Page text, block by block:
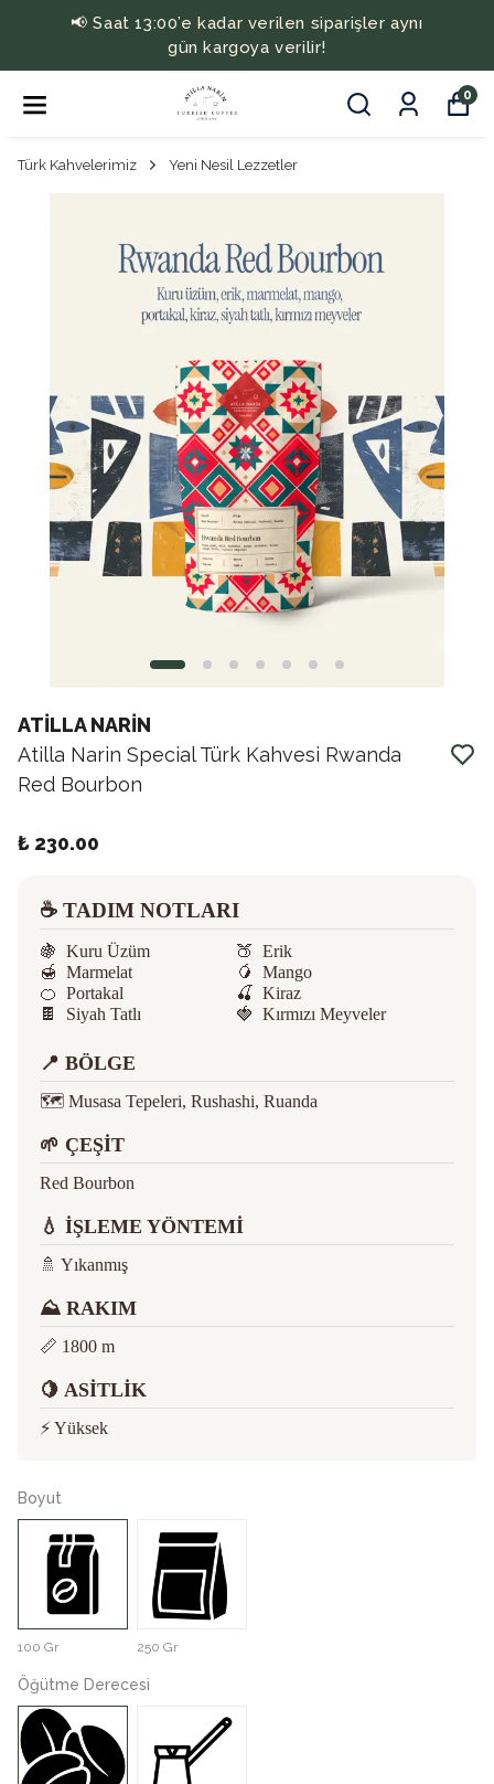
📢 Saat 13:00’e kadar verilen siparişler aynı
gün kargoya verilir!
0
Türk Kahvelerimiz Yeni Nesil Lezzetler
ATİLLA NARİN
Atilla Narin Special Türk Kahvesi Rwanda
Red Bourbon
₺ 230.00
☕️ TADIM NOTLARI
🍇 Kuru Üzüm 🍑 Erik
🍯 Marmelat 🥭
Mango
🍊 Portakal 🍒
Kiraz
🍫
Siyah Tatlı 🍓 Kırmızı Meyveler
📍 BÖLGE
🗺️ Musasa Tepeleri, Rushashi, Ruanda
🌱 ÇEŞİT
Red Bourbon
💧 İŞLEME YÖNTEMİ
🚿 Yıkanmış
⛰ RAKIM
📏 1800 m
🍋 ASİTLİK
⚡️ Yüksek
Boyut
100 Gr 250 Gr
Öğütme Derecesi